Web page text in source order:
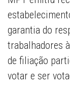
garantia do
trabalhadores
de filiação
votar e ser